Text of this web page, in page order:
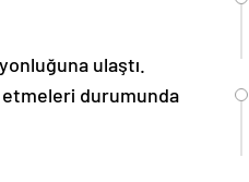
ulaştı.
etmeleri durumunda